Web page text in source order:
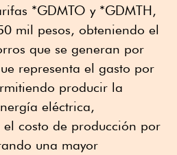
*GDMTO y *GDMTH,
mil pesos, obteniendo el
que se generan por
representa el gasto por
producir la
eléctrica,
costo de producción por
una mayor